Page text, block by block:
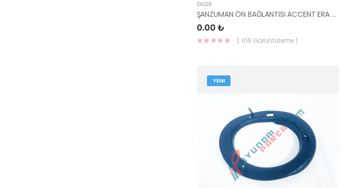
DIĞER
ŞANZUMAN ÖN BAĞLANTISI ACCENT ERA DİZEL 45218-23290-HMC
0.00 ₺
( 106 Görüntüleme )
YENI